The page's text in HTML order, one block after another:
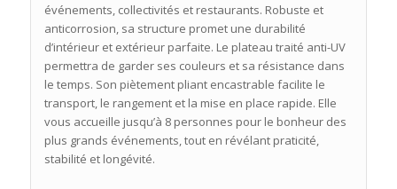
événements, collectivités et restaurants. Robuste et
anticorrosion, sa structure promet une durabilité
d’intérieur et extérieur parfaite. Le plateau traité anti-UV
permettra de garder ses couleurs et sa résistance dans
le temps. Son piètement pliant encastrable facilite le
transport, le rangement et la mise en place rapide. Elle
vous accueille jusqu’à 8 personnes pour le bonheur des
plus grands événements, tout en révélant praticité,
stabilité et longévité.